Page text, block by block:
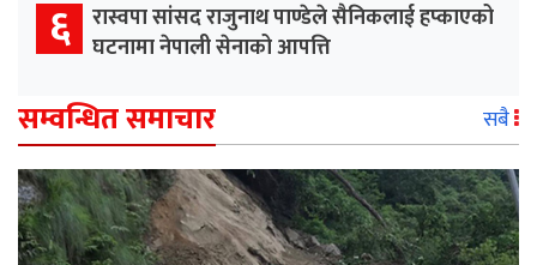
६ रास्वपा सांसद राजुनाथ पाण्डेले सैनिकलाई हप्काएको
घटनामा नेपाली सेनाको आपत्ति
सम्वन्धित समाचार सबै